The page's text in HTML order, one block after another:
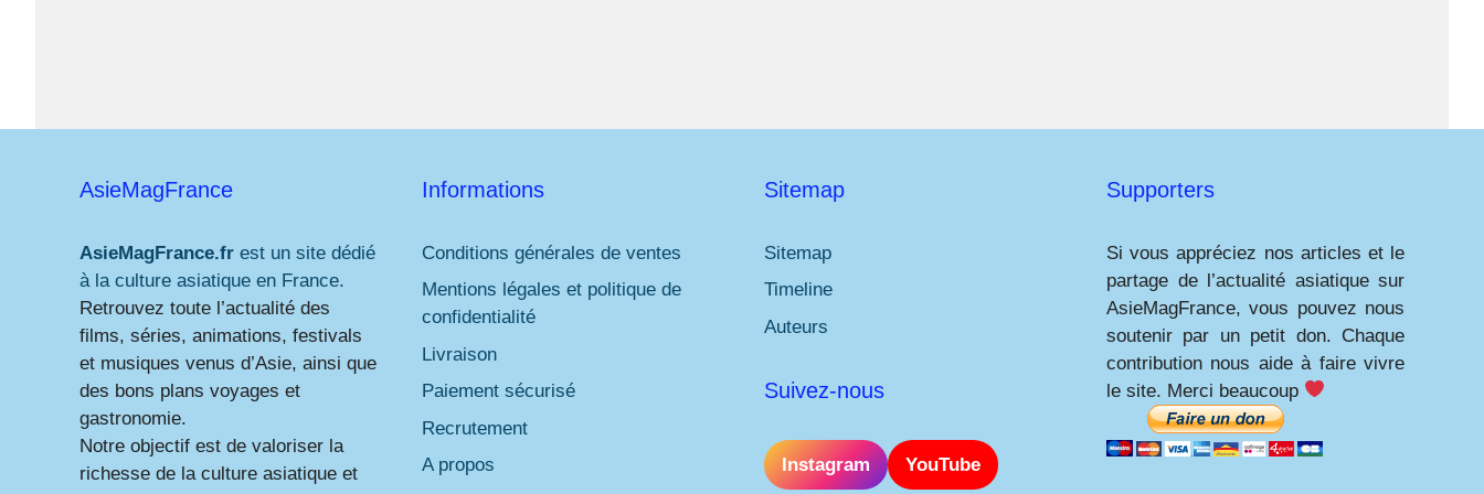
AsieMagFrance
AsieMagFrance.fr est un site dédié
à la culture asiatique en France.
Retrouvez toute l’actualité des
films, séries, animations, festivals
et musiques venus d’Asie, ainsi que
des bons plans voyages et
gastronomie.
Notre objectif est de valoriser la
richesse de la culture asiatique et
Informations
Conditions générales de ventes
Mentions légales et politique de
confidentialité
Livraison
Paiement sécurisé
Recrutement
A propos
Sitemap
Sitemap
Timeline
Auteurs
Suivez-nous
Instagram YouTube
Supporters
Si vous appréciez nos articles et le
partage de l’actualité asiatique sur
AsieMagFrance, vous pouvez nous
soutenir par un petit don. Chaque
contribution nous aide à faire vivre
le site. Merci beaucoup